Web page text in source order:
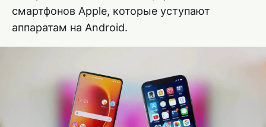
смартфонов Apple, которые уступают
аппаратам на Android.